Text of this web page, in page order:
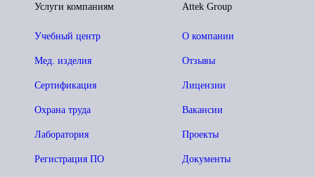
Attek Group
О компании
Отзывы
Лицензии
Вакансии
Проекты
Документы
Услуги компаниям
Учебный центр
Мед. изделия
Сертификация
Охрана труда
Лаборатория
Регистрация ПО